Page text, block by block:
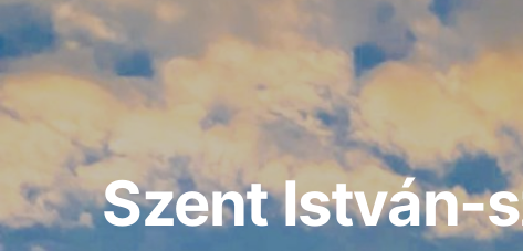
Szent István-